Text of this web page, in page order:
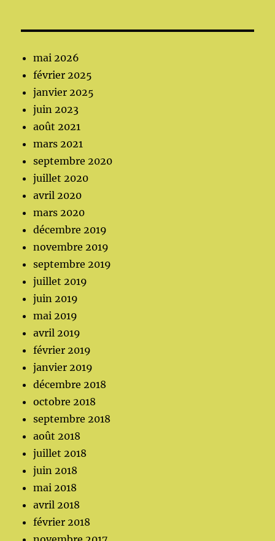
mai 2026
février 2025
janvier 2025
juin 2023
août 2021
mars 2021
septembre 2020
juillet 2020
avril 2020
mars 2020
décembre 2019
novembre 2019
septembre 2019
juillet 2019
juin 2019
mai 2019
avril 2019
février 2019
janvier 2019
décembre 2018
octobre 2018
septembre 2018
août 2018
juillet 2018
juin 2018
mai 2018
avril 2018
février 2018